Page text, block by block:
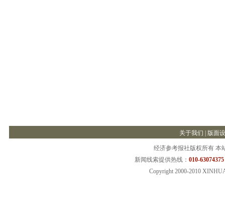
关于我们 版面
经济参考报社版权所有 本
新闻线索提供热线： 010-
Copyright 2000-2010